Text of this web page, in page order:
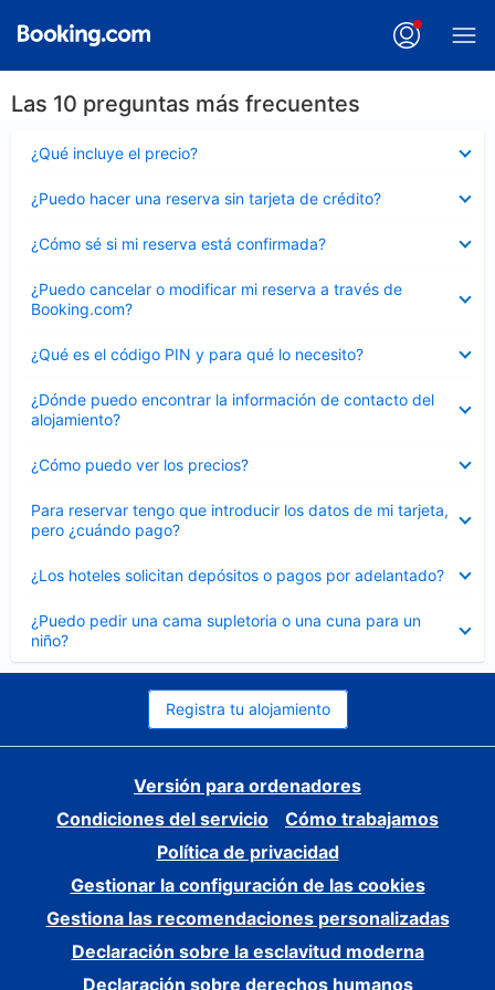
Las 10 preguntas más frecuentes
¿Qué incluye el precio?
cerrado
¿Puedo hacer una reserva sin tarjeta de crédito?
cerrado
¿Cómo sé si mi reserva está confirmada?
cerrado
¿Puedo cancelar o modificar mi reserva a través de
Booking.com?
cerrado
¿Qué es el código PIN y para qué lo necesito?
cerrado
¿Dónde puedo encontrar la información de contacto del
alojamiento?
cerrado
¿Cómo puedo ver los precios?
cerrado
Para reservar tengo que introducir los datos de mi tarjeta,
pero ¿cuándo pago?
cerrado
¿Los hoteles solicitan depósitos o pagos por adelantado?
cerrado
¿Puedo pedir una cama supletoria o una cuna para un
niño?
cerrado
Registra tu alojamiento
Versión para ordenadores
Condiciones del servicio
Cómo trabajamos
Política de privacidad
Gestionar la configuración de las cookies
Gestiona las recomendaciones personalizadas
Declaración sobre la esclavitud moderna
Declaración sobre derechos humanos